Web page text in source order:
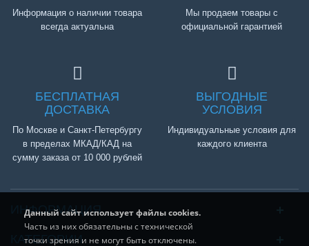
Информация о наличии товара
всегда актуальна
Мы продаем товары с
официальной гарантией
БЕСПЛАТНАЯ
ДОСТАВКА
По Москве и Санкт-Петербургу
в пределах МКАД/КАД на
сумму заказа от 10 000 рублей
ВЫГОДНЫЕ
УСЛОВИЯ
Индивидуальные условия для
каждого клиента
ИНФОРМАЦИЯ
КАТЕГОРИИ
Данный сайт использует файлы cookies.
Часть из них обязательны с технической
точки зрения и не могут быть отключены.